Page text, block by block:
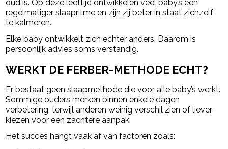
oud is. Op deze leeftijd ontwikkelen veel baby’s een
regelmatiger slaapritme en zijn zij beter in staat zichzelf
te kalmeren.
Elke baby ontwikkelt zich echter anders. Daarom is
persoonlijk advies soms verstandig.
WERKT DE FERBER-METHODE ECHT?
Er bestaat geen slaapmethode die voor alle baby’s werkt.
Sommige ouders merken binnen enkele dagen
verbetering, terwijl anderen weinig verschil zien of liever
kiezen voor een zachtere aanpak.
Het succes hangt vaak af van factoren zoals: